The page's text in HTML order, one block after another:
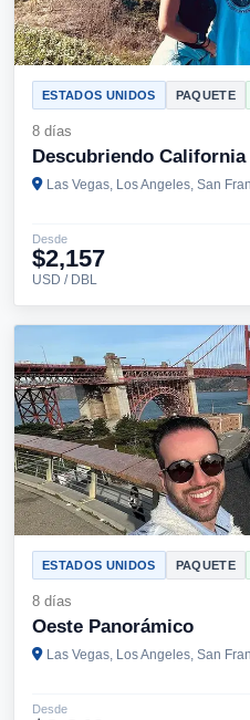
ESTADOS UNIDOS PAQUETE
8 días
Descubriendo California
Las Vegas, Los Angeles, San
Desde
$2,157
USD / DBL
ESTADOS UNIDOS PAQUETE
8 días
Oeste Panorámico
Las Vegas, Los Angeles, San
Desde